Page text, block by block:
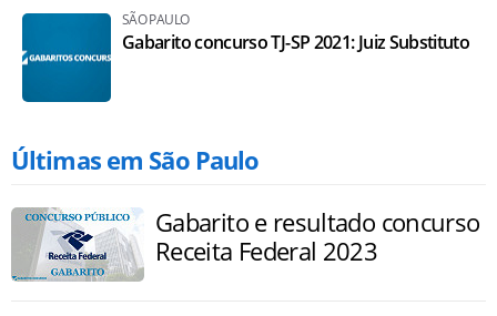
SÃO PAULO
Gabarito concurso TJ-SP 2021: Juiz Substituto
Últimas em São Paulo
Gabarito e resultado concurso
Receita Federal 2023